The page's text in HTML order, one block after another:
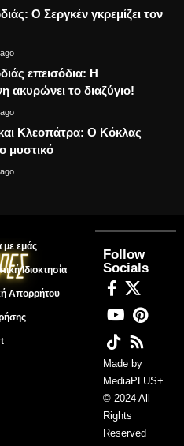
Ο Σεργκέν γκρεμίζει τον
επεισόδια: Η
ακυρώνει το διαζύγιο!
Κλεοπάτρα: Ο Κόκλας
μυστικό
με εμάς
Ιδιοκτησία
Απορρήτου
Follow
Socials
Made by
MediaPLUS+.
© 2024 All
Rights
Reserved